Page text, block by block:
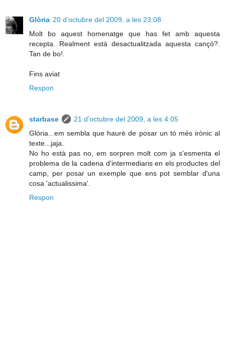
Glòria 20 d’octubre del 2009, a les 23:08
Molt bo aquest homenatge que has fet amb aquesta
recepta. Realment està desactualitzada aquesta cançó?.
Tan de bo!.
Fins aviat
Respon
starbase
21 d’octubre del 2009, a les 4:05
Glòria...em sembla que haurè de posar un tó més irònic al
texte...jaja.
No ho està pas no, em sorpren molt com ja s'esmenta el
problema de la cadena d'intermediaris en els productes del
camp, per posar un exemple que ens pot semblar d'una
cosa 'actualissima'.
Respon